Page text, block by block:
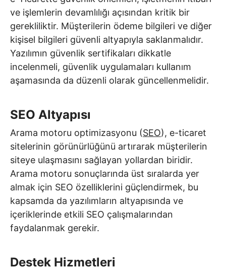
ve işlemlerin devamlılığı açısından kritik bir
gerekliliktir. Müşterilerin ödeme bilgileri ve diğer
kişisel bilgileri güvenli altyapıyla saklanmalıdır.
Yazılımın güvenlik sertifikaları dikkatle
incelenmeli, güvenlik uygulamaları kullanım
aşamasında da düzenli olarak güncellenmelidir.
SEO Altyapısı
Arama motoru optimizasyonu (SEO), e-ticaret
sitelerinin görünürlüğünü artırarak müşterilerin
siteye ulaşmasını sağlayan yollardan biridir.
Arama motoru sonuçlarında üst sıralarda yer
almak için SEO özelliklerini güçlendirmek, bu
kapsamda da yazılımların altyapısında ve
içeriklerinde etkili SEO çalışmalarından
faydalanmak gerekir.
Destek Hizmetleri